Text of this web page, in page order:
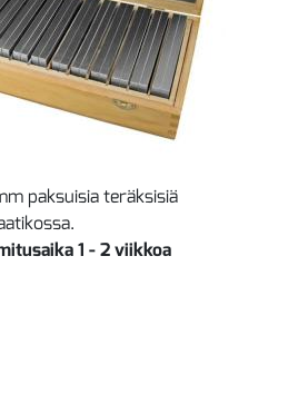
paksuisia teräksisiä
1 - 2 viikkoa